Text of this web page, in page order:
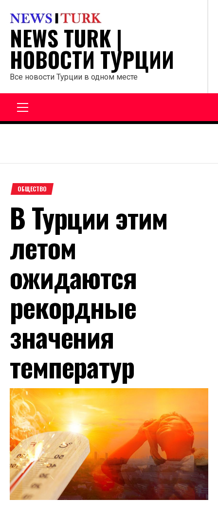
содержанию
NEWS TURK |
НОВОСТИ ТУРЦИИ
Все новости Турции в одном месте
ОБЩЕСТВО
В Турции этим
летом
ожидаются
рекордные
значения
температур